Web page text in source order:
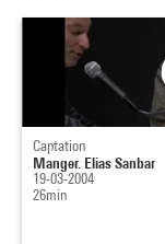
Captation
Manger. Elias Sanbar
19-03-2004
26min